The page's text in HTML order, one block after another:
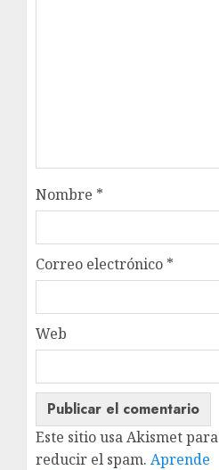
Nombre *
Correo electrónico *
Web
Este sitio usa Akismet para
reducir el spam. Aprende